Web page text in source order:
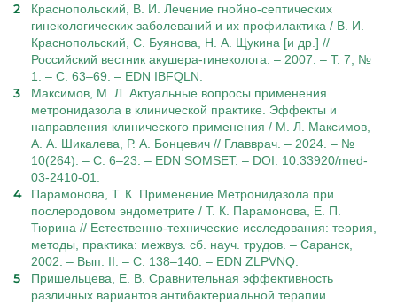
Краснопольский, В. И. Лечение гнойно-септических
гинекологических заболеваний и их профилактика / В. И.
Краснопольский, С. Буянова, Н. А. Щукина [и др.] //
Российский вестник акушера-гинеколога. – 2007. – Т. 7, №
1. – С. 63–69. – EDN IBFQLN.
Максимов, М. Л. Актуальные вопросы применения
метронидазола в клинической практике. Эффекты и
направления клинического применения / М. Л. Максимов,
А. А. Шикалева, Р. А. Бонцевич // Главврач. – 2024. – №
10(264). – С. 6–23. – EDN SOMSET. – DOI: 10.33920/med-
03-2410-01.
Парамонова, Т. К. Применение Метронидазола при
послеродовом эндометрите / Т. К. Парамонова, Е. П.
Тюрина // Естественно-технические исследования: теория,
методы, практика: межвуз. сб. науч. трудов. – Саранск,
2002. – Вып. II. – С. 138–140. – EDN ZLPVNQ.
Пришельцева, Е. В. Сравнительная эффективность
различных вариантов антибактериальной терапии